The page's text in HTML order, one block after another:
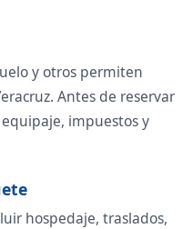
y otros permiten
Antes de reservar
impuestos y
hospedaje, traslados,